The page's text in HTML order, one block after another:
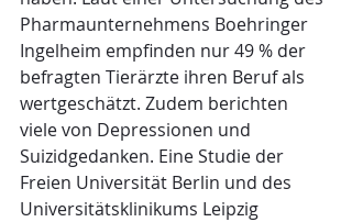
Pharmaunternehmens Boehringer
Ingelheim empfinden nur 49 % der
befragten Tierärzte ihren Beruf als
wertgeschätzt. Zudem berichten
viele von Depressionen und
Suizidgedanken. Eine Studie der
Freien Universität Berlin und des
Universitätsklinikums Leipzig